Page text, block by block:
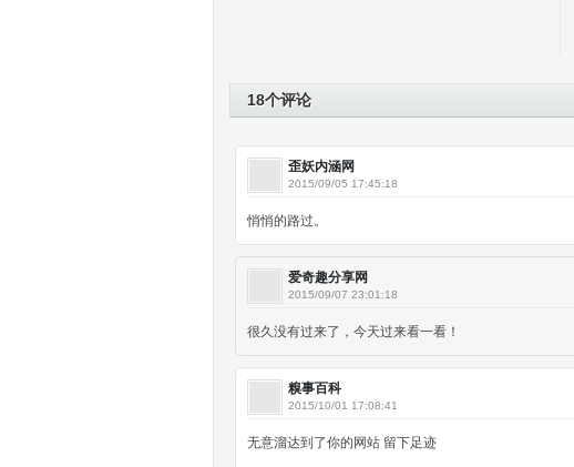
18个评论
歪妖内涵网
2015/09/05 17:45:18
悄悄的路过。
爱奇趣分享网
2015/09/07 23:01:18
很久没有过来了，今天过来看一看！
糗事百科
2015/10/01 17:08:41
无意溜达到了你的网站 留下足迹